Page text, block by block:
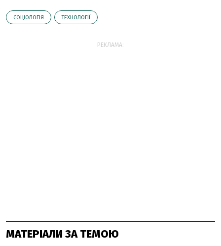
СОЦІОЛОГІЯ ТЕХНОЛОГІЇ
РЕКЛАМА:
МАТЕРІАЛИ ЗА ТЕМОЮ